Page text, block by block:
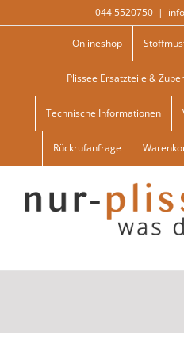
to
044 5520750 |
Onlineshop
Plissee Ersatzteile &
Technische Informationen
Rückrufanfrage